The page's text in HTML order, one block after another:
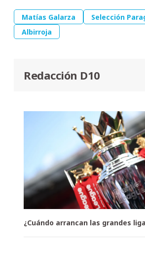
Matías Galarza
Selección
Albirroja
Redacción D10
¿Cuándo arrancan las grandes